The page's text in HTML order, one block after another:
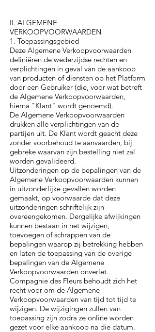
II. ALGEMENE
VERKOOPVOORWAARDEN
1. Toepassingsgebied
Deze Algemene Verkoopvoorwaarden
definiëren de wederzijdse rechten en
verplichtingen in geval van de aankoop
van producten of diensten op het Platform
door een Gebruiker (die, voor wat betreft
de Algemene Verkoopvoorwaarden,
hierna "Klant" wordt genoemd).
De Algemene Verkoopvoorwaarden
drukken alle verplichtingen van de
partijen uit. De Klant wordt geacht deze
zonder voorbehoud te aanvaarden, bij
gebreke waarvan zijn bestelling niet zal
worden gevalideerd.
Uitzonderingen op de bepalingen van de
Algemene Verkoopvoorwaarden kunnen
in uitzonderlijke gevallen worden
gemaakt, op voorwaarde dat deze
uitzonderingen schriftelijk zijn
overeengekomen. Dergelijke afwijkingen
kunnen bestaan in het wijzigen,
toevoegen of schrappen van de
bepalingen waarop zij betrekking hebben
en laten de toepassing van de overige
bepalingen van de Algemene
Verkoopvoorwaarden onverlet.
Compagnie des Fleurs behoudt zich het
recht voor om de Algemene
Verkoopvoorwaarden van tijd tot tijd te
wijzigen. De wijzigingen zullen van
toepassing zijn zodra ze online worden
gezet voor elke aankoop na die datum.